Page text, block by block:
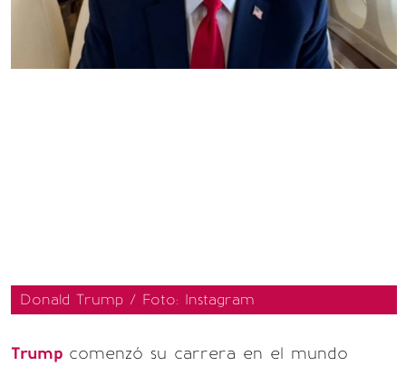
Donald Trump / Foto: Instagram
Trump comenzó su carrera en el mundo